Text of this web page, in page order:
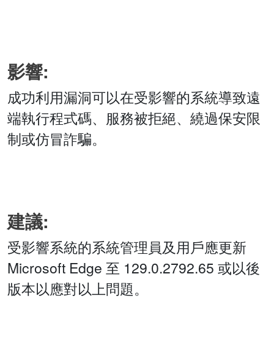
影響:
成功利用漏洞可以在受影響的系統導致遠
端執行程式碼、服務被拒絕、繞過保安限
制或仿冒詐騙。
建議:
受影響系統的系統管理員及用戶應更新
Microsoft Edge 至 129.0.2792.65 或以後
版本以應對以上問題。